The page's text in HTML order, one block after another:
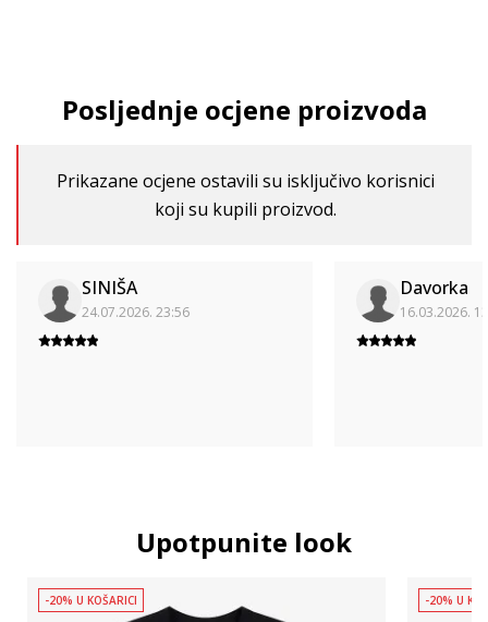
Posljednje ocjene proizvoda
Prikazane ocjene ostavili su isključivo korisnici
koji su kupili proizvod.
SINIŠA
24.07.2026. 23:56
Davorka
16.03.2026.
Upotpunite look
-20% U KOŠARICI -20% U